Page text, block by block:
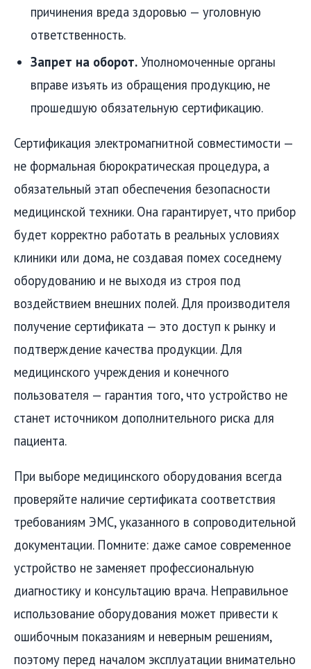
причинения вреда здоровью — уголовную
ответственность.
Запрет на оборот. Уполномоченные органы
вправе изъять из обращения продукцию, не
прошедшую обязательную сертификацию.
Сертификация электромагнитной совместимости —
не формальная бюрократическая процедура, а
обязательный этап обеспечения безопасности
медицинской техники. Она гарантирует, что прибор
будет корректно работать в реальных условиях
клиники или дома, не создавая помех соседнему
оборудованию и не выходя из строя под
воздействием внешних полей. Для производителя
получение сертификата — это доступ к рынку и
подтверждение качества продукции. Для
медицинского учреждения и конечного
пользователя — гарантия того, что устройство не
станет источником дополнительного риска для
пациента.
При выборе медицинского оборудования всегда
проверяйте наличие сертификата соответствия
требованиям ЭМС, указанного в сопроводительной
документации. Помните: даже самое современное
устройство не заменяет профессиональную
диагностику и консультацию врача. Неправильное
использование оборудования может привести к
ошибочным показаниям и неверным решениям,
поэтому перед началом эксплуатации внимательно